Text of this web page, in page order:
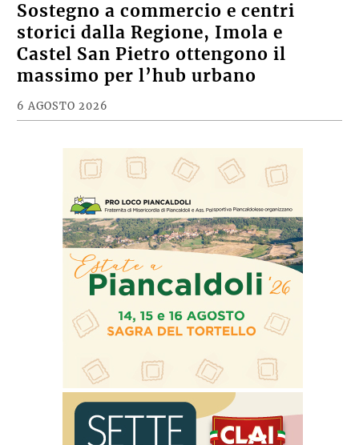
Sostegno a commercio e centri
storici dalla Regione, Imola e
Castel San Pietro ottengono il
massimo per l’hub urbano
6 AGOSTO 2026